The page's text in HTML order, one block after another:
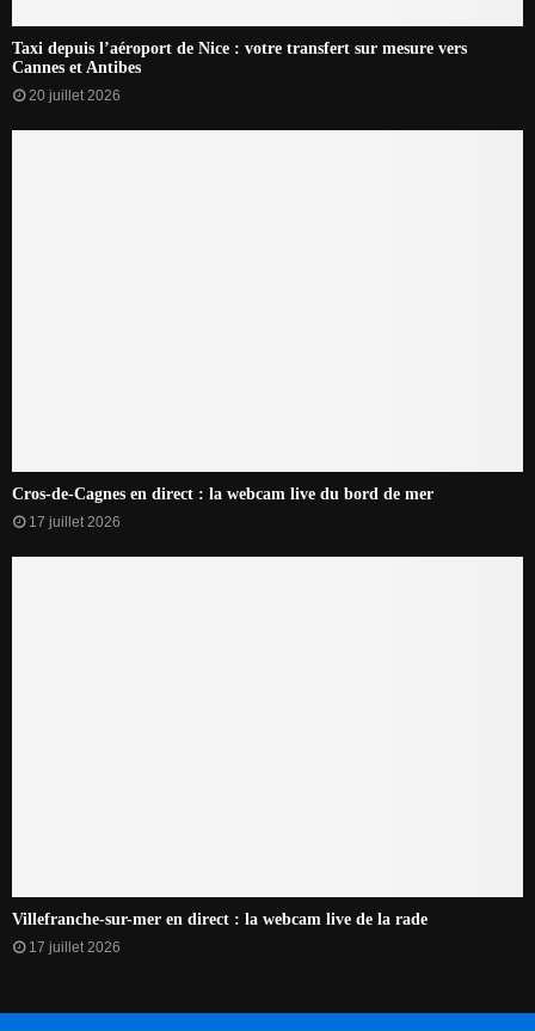
Taxi depuis l’aéroport de Nice : votre transfert sur mesure vers
Cannes et Antibes
20 juillet 2026
Cros-de-Cagnes en direct : la webcam live du bord de mer
17 juillet 2026
Villefranche-sur-mer en direct : la webcam live de la rade
17 juillet 2026